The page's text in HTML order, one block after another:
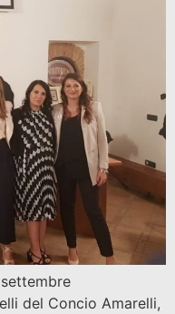
del Concio Amarelli,